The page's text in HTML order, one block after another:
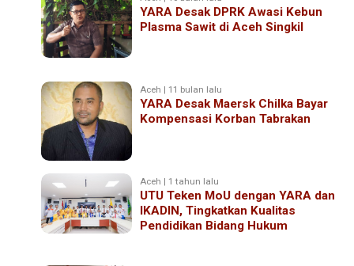
YARA Desak DPRK Awasi Kebun
Plasma Sawit di Aceh Singkil
Aceh | 11 bulan lalu
YARA Desak Maersk Chilka Bayar
Kompensasi Korban Tabrakan
Aceh | 1 tahun lalu
UTU Teken MoU dengan YARA dan
IKADIN, Tingkatkan Kualitas
Pendidikan Bidang Hukum